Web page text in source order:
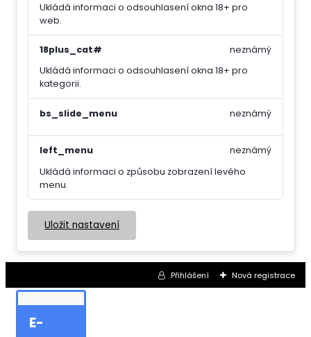
Ukládá informaci o odsouhlasení okna 18+ pro
web.
18plus_cat#
Ukládá informaci o odsouhlasení okna 18+ pro
kategorii.
neznámý
bs_slide_menu neznámý
left_menu
Ukládá informaci o způsobu zobrazení levého
menu.
neznámý
Uložit nastavení
Přihlášení Nová registrace
E-